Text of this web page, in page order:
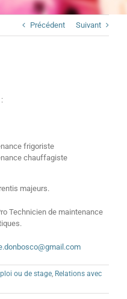
Précédent Suivant
frigoriste
chauffagiste
majeurs.
Technicien de maintenance
ou de stage, Relations avec